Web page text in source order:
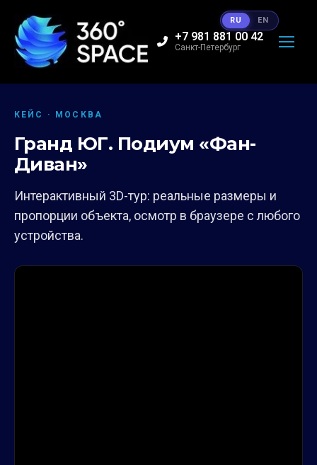
+7 981 881 00 42
Санкт-Петербург
КЕЙС · МОСКВА
Гранд ЮГ. Подиум «Фан-
Диван»
Интерактивный 3D-тур: реальные размеры и
пропорции объекта, осмотр в браузере с любого
устройства.
RU EN